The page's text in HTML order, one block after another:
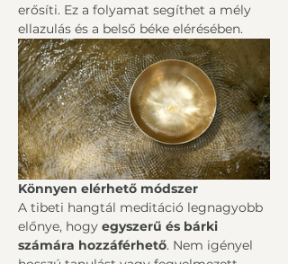
erősíti. Ez a folyamat segíthet a mély
ellazulás és a belső béke elérésében.
Könnyen elérhető módszer
A tibeti hangtál meditáció legnagyobb
előnye, hogy egyszerű és bárki
számára hozzáférhető. Nem igényel